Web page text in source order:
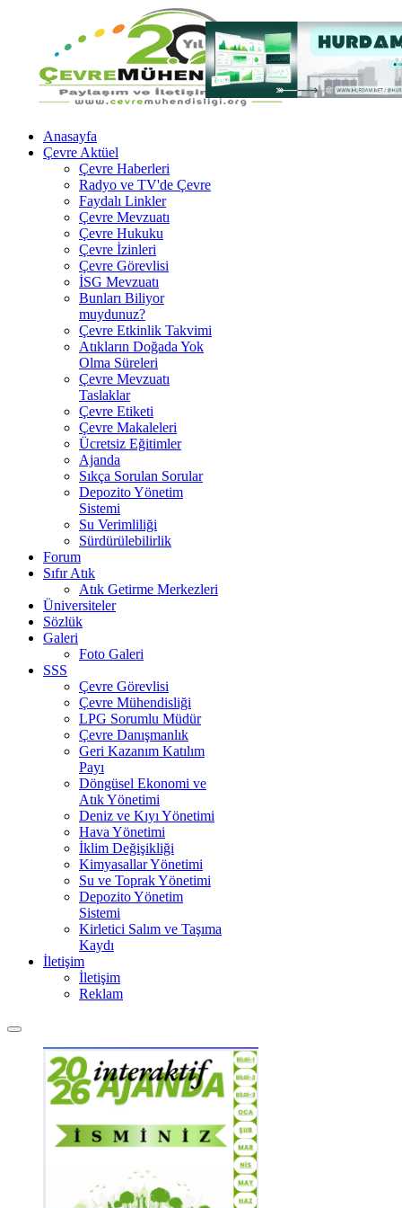
Anasayfa
Çevre Aktüel
Çevre Haberleri
Radyo ve TV'de Çevre
Faydalı Linkler
Çevre Mevzuatı
Çevre Hukuku
Çevre İzinleri
Çevre Görevlisi
İSG Mevzuatı
Bunları Biliyor
muydunuz?
Çevre Etkinlik Takvimi
Atıkların Doğada Yok
Olma Süreleri
Çevre Mevzuatı
Taslaklar
Çevre Etiketi
Çevre Makaleleri
Ücretsiz Eğitimler
Ajanda
Sıkça Sorulan Sorular
Depozito Yönetim
Sistemi
Su Verimliliği
Sürdürülebilirlik
Forum
Sıfır Atık
Atık Getirme Merkezleri
Üniversiteler
Sözlük
Galeri
Foto Galeri
SSS
Çevre Görevlisi
Çevre Mühendisliği
LPG Sorumlu Müdür
Çevre Danışmanlık
Geri Kazanım Katılım
Payı
Döngüsel Ekonomi ve
Atık Yönetimi
Deniz ve Kıyı Yönetimi
Hava Yönetimi
İklim Değişikliği
Kimyasallar Yönetimi
Su ve Toprak Yönetimi
Depozito Yönetim
Sistemi
Kirletici Salım ve Taşıma
Kaydı
İletişim
İletişim
Reklam